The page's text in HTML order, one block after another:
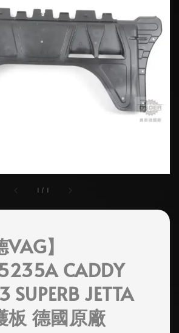
1 / 1
VAG】
CADDY
SUPERB JETTA
板 德國原廠